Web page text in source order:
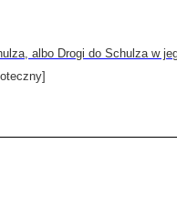
albo Drogi do Schulza w